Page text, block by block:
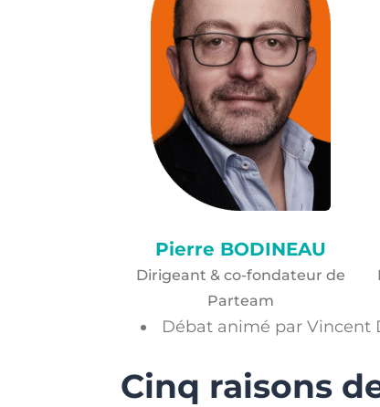
Pierre BODINEAU
Dirigeant & co-fondateur de
Parteam
Débat animé par Vincent
Cinq raisons